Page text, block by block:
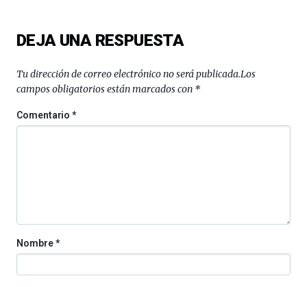
DEJA UNA RESPUESTA
Tu dirección de correo electrónico no será publicada.Los
campos obligatorios están marcados con *
Comentario*
Nombre*